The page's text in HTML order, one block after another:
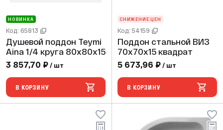
НОВИНКА
Код: 65813
Душевой поддон Teymi
Aina 1/4 круга 80х80х15
3 857,70 ₽ / шт
В КОРЗИНУ
СНИЖЕНИЕ ЦЕН
Код: 54159
Поддон стальной ВИЗ
70х70х15 квадрат
5 673,96 ₽ / шт
В КОРЗИНУ